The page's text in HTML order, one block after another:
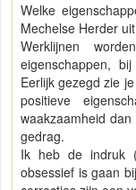
Welke
Mechelse Herder
Werklijnen
eigenschappen,
Eerlijk gezegd zie
positieve
waakzaamheid
gedrag.
Ik heb de indruk
obsessief is gaan